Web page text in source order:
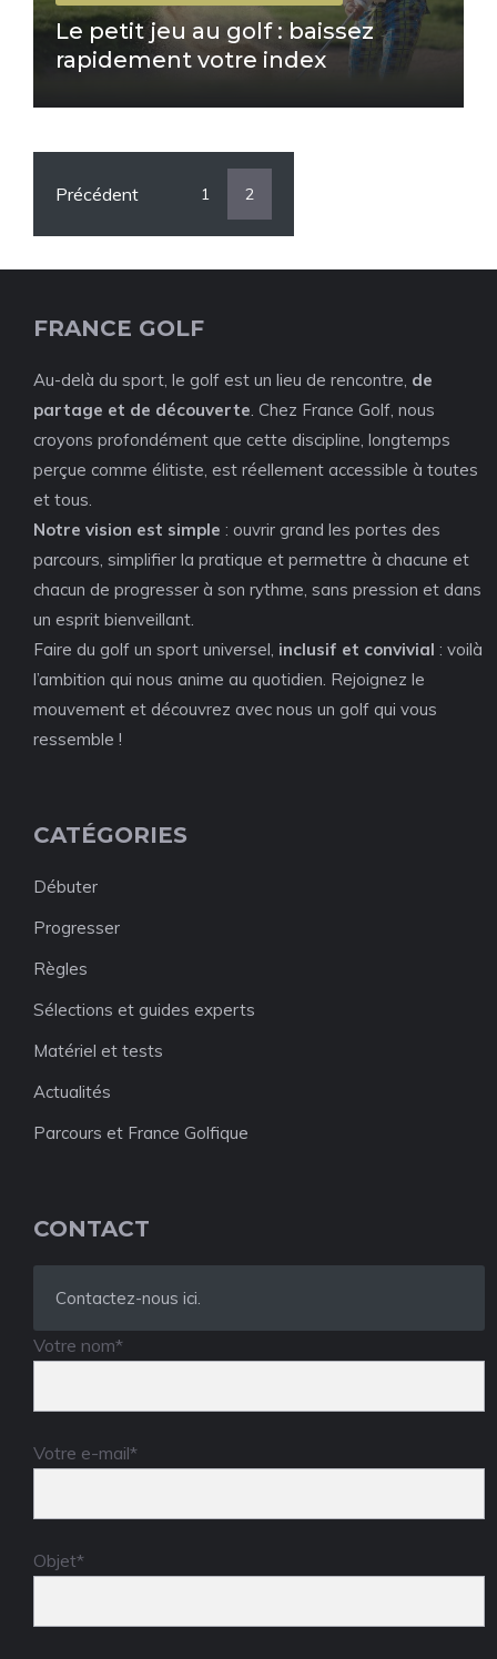
Le petit jeu au golf : baissez
rapidement votre index
Précédent 1 2
FRANCE GOLF
Au-delà du sport, le golf est un lieu de rencontre, de
partage et de découverte. Chez France Golf, nous
croyons profondément que cette discipline, longtemps
perçue comme élitiste, est réellement accessible à toutes
et tous.
Notre vision est simple : ouvrir grand les portes des
parcours, simplifier la pratique et permettre à chacune et
chacun de progresser à son rythme, sans pression et dans
un esprit bienveillant.
Faire du golf un sport universel, inclusif et convivial : voilà
l’ambition qui nous anime au quotidien. Rejoignez le
mouvement et découvrez avec nous un golf qui vous
ressemble !
CATÉGORIES
Débuter
Progresser
Règles
Sélections et guides experts
Matériel et tests
Actualités
Parcours et France Golfique
CONTACT
Contactez-nous ici.
Votre nom*
Votre e-mail*
Objet*